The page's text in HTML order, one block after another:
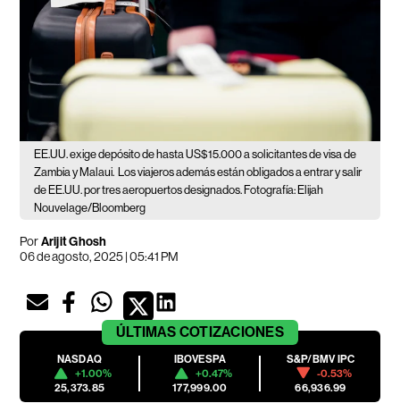
EE.UU. exige depósito de hasta US$15.000 a solicitantes de visa de
Zambia y Malaui.
Los viajeros además están obligados a entrar y salir
de EE.UU. por tres aeropuertos designados. Fotografía: Elijah
Nouvelage/Bloomberg
PorArijit Ghosh
06 de agosto, 2025 | 05:41 PM
ÚLTIMAS COTIZACIONES
NASDAQ
+1.00%
25,373.85
IBOVESPA
+0.47%
177,999.00
S&P/BMV IPC
-0.53%
66,936.99